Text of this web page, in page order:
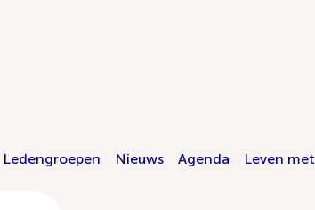
Ledengroepen Nieuws Agenda Leven met